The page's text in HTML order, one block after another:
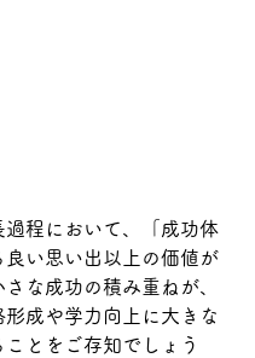
過程において、「成功体
良い思い出以上の価値が
な成功の積み重ねが、
形成や学力向上に大きな
とをご存知でしょう